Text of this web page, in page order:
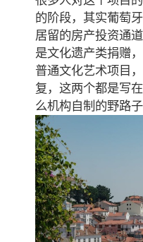
的阶段，其实葡萄
居留的房产投资通
是文化遗产类捐赠
普通文化艺术项目
复，这两个都是写
么机构自制的野路子